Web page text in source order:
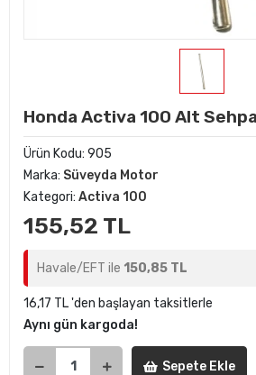
Honda Activa 100 Alt
Ürün Kodu: 905
Marka: Süveyda Motor
Kategori: Activa 100
155,52 TL
Havale/EFT ile 150,85 TL
16,17 TL 'den başlayan taksitlerle
Aynı gün kargoda!
Sepete Ekle